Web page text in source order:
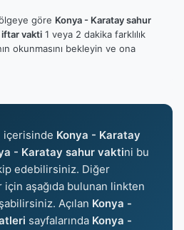
göre Konya - Karatay sahur
iftar vakti 1 veya 2 dakika farklılık
okunmasını bekleyin ve ona
içerisinde Konya - Karatay
- Karatay sahur vaktini bu
edebilirsiniz. Diğer
aşağıda bulunan linkten
Açılan Konya -
sayfalarında Konya -